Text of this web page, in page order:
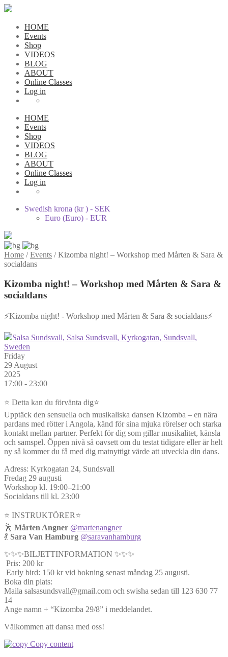
HOME
Events
Shop
VIDEOS
BLOG
ABOUT
Online Classes
Log in
HOME
Events
Shop
VIDEOS
BLOG
ABOUT
Online Classes
Log in
Swedish krona (kr ) - SEK
Euro (Euro) - EUR
Home /Events /Kizomba night! – Workshop med Mårten & Sara &
socialdans
Kizomba night! – Workshop med Mårten & Sara &
socialdans
⚡Kizomba night! - Workshop med Mårten & Sara & socialdans⚡
Salsa Sundsvall, Salsa Sundsvall, Kyrkogatan, Sundsvall,
Sweden
Friday
29 August
2025
17:00 - 23:00
⭐ Detta kan du förvänta dig⭐
Upptäck den sensuella och musikaliska dansen Kizomba – en nära
pardans med rötter i Angola, känd för sina mjuka rörelser och starka
kontakt mellan partner. Perfekt för dig som gillar musikalitet, känsla
och samspel. Öppen nivå så oavsett om du testat tidigare eller är helt
ny så kommer du få med dig matnyttigt värde att utveckla din dans.
Adress: Kyrkogatan 24, Sundsvall
Fredag 29 augusti
Workshop kl. 19:00–21:00
Socialdans till kl. 23:00
⭐️ INSTRUKTÖRER⭐️
🕺 Mårten Angner @martenangner
💃 Sara Van Hamburg @saravanhamburg
✨✨✨BILJETTINFORMATION ✨✨✨
Pris: 200 kr
Early bird: 150 kr vid bokning senast måndag 25 augusti.
Boka din plats:
Maila salsasundsvall@gmail.com och swisha sedan till 123 630 77
14
Ange namn + “Kizomba 29/8” i meddelandet.
Välkommen att dansa med oss!
Copy content